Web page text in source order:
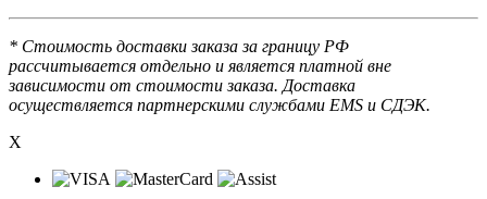
* Стоимость доставки заказа за границу РФ
рассчитывается отдельно и является платной вне
зависимости от стоимости заказа. Доставка
осуществляется партнерскими службами EMS и СДЭК.
X